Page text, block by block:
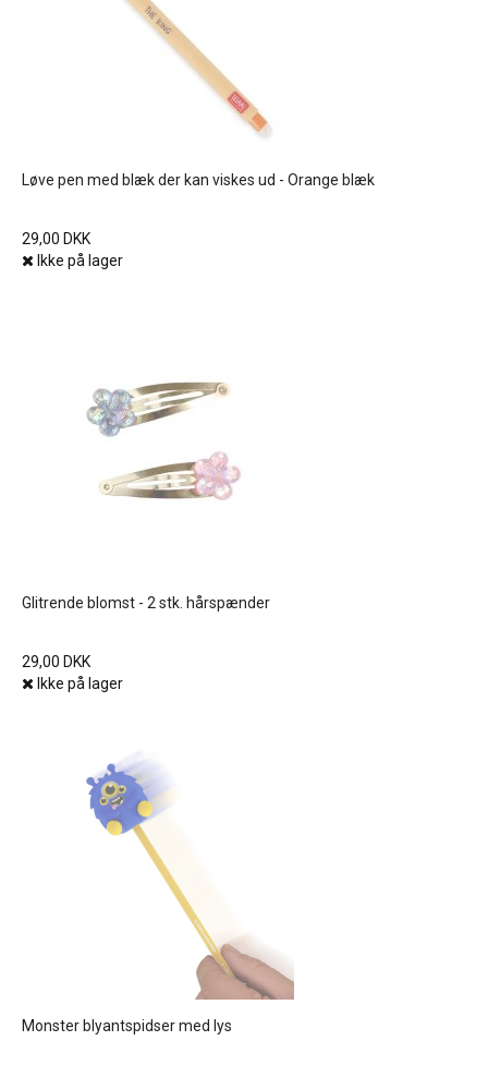
Løve pen med blæk der kan viskes ud - Orange blæk
29,00 DKK
Ikke på lager
Glitrende blomst - 2 stk. hårspænder
29,00 DKK
Ikke på lager
Monster blyantspidser med lys